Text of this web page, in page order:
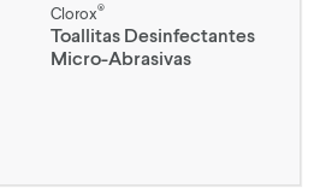
Clorox®
Toallitas Desinfectantes
Micro-Abrasivas